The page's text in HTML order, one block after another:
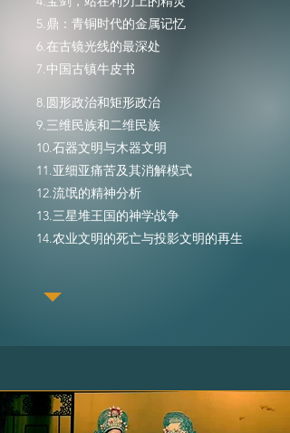
5.鼎：青铜时代的金属记忆
6.在古镜光线的最深处
7.中国古镇牛皮书
8.圆形政治和矩形政治
9.三维民族和二维民族
​10.石器文明与木器文明
11.亚细亚痛苦及其消解模式
12.流氓的精神分析
13.三星堆王国的神学战争
14.农业文明的死亡与投影文明的再生